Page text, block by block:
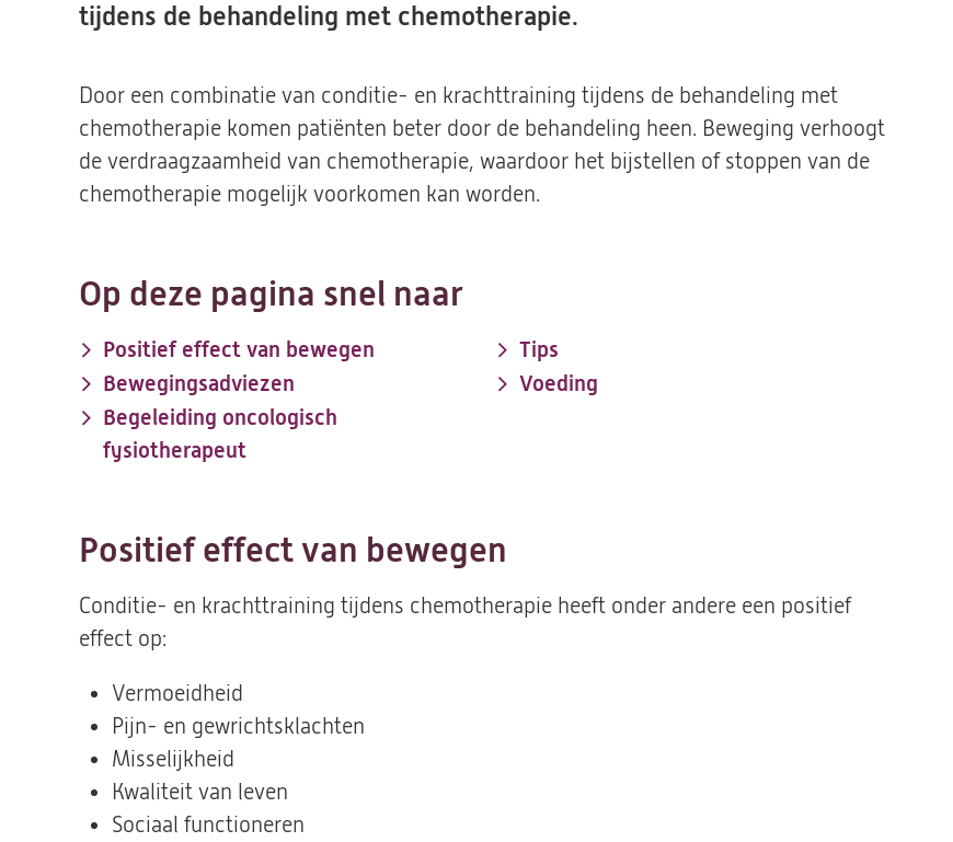
tijdens de behandeling met chemotherapie.
Door een combinatie van conditie- en krachttraining tijdens de behandeling met
chemotherapie komen patiënten beter door de behandeling heen. Beweging verhoogt
de verdraagzaamheid van chemotherapie, waardoor het bijstellen of stoppen van de
chemotherapie mogelijk voorkomen kan worden.
Op deze pagina snel naar
Positief effect van bewegen
Bewegingsadviezen
Begeleiding oncologisch
fysiotherapeut
Tips
Voeding
Positief effect van bewegen
Conditie- en krachttraining tijdens chemotherapie heeft onder andere een positief
effect op:
Vermoeidheid
Pijn- en gewrichtsklachten
Misselijkheid
Kwaliteit van leven
Sociaal functioneren